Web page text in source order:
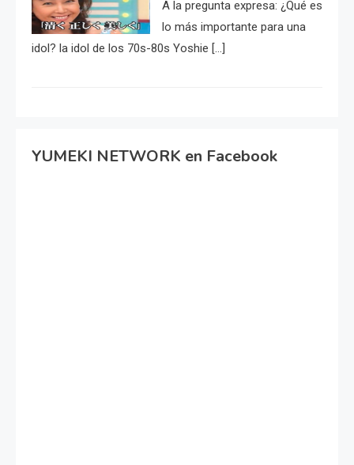
A la pregunta expresa: ¿Qué es
lo más importante para una
idol? la idol de los 70s-80s Yoshie […]
YUMEKI NETWORK en Facebook